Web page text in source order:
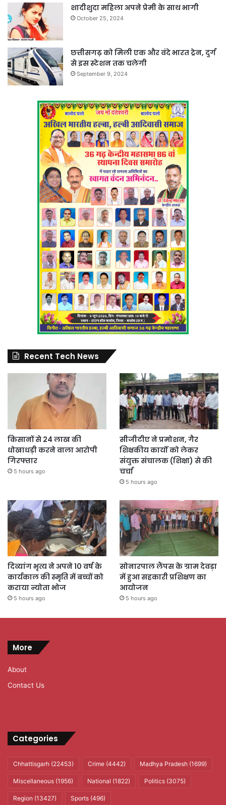
शादीशुदा महिला अपने प्रेमी के साथ भागी
October 25, 2024
छत्तीसगढ़ को मिली एक और वंदे भारत ट्रेन, दुर्ग
से इस स्टेशन तक चलेगी
September 9, 2024
Recent Tech News
किसानों से 24 लाख की
धोखाधड़ी करने वाला आरोपी
गिरफ्तार
5 hours ago
सीजीटीए ने प्रमोशन, गैर
शिक्षकीय कार्यों को लेकर
संयुक्त संचालक (शिक्षा) से की
चर्चा
5 hours ago
दिव्यांग भृत्य ने अपने 10 वर्ष के
कार्यकाल की स्मृति में बच्चों को
कराया न्योता भोज
5 hours ago
सोनारपाल लैंपस के ग्राम देवड़ा
में हुआ सहकारी प्रशिक्षण का
आयोजन
5 hours ago
More
About
Contact Us
Categories
Chhattisgarh (22453) Crime (4442) Madhya Pradesh (1699)
Miscellaneous (1956) National (1822) Politics (3075)
Region (13427) Sports (496)